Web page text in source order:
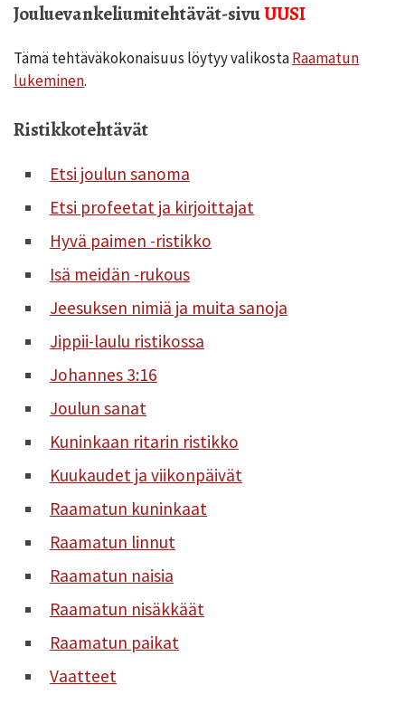
Jouluevankeliumitehtävät-sivuUUSI
Tämä tehtäväkokonaisuus löytyy valikostaRaamatun
lukeminen.
Ristikkotehtävät
Etsi joulun sanoma
Etsi profeetat ja kirjoittajat
Hyvä paimen -ristikko
Isä meidän -rukous
Jeesuksen nimiä ja muita sanoja
Jippii-laulu ristikossa
Johannes 3:16
Joulun sanat
Kuninkaan ritarin ristikko
Kuukaudet ja viikonpäivät
Raamatun kuninkaat
Raamatun linnut
Raamatun naisia
Raamatun nisäkkäät
Raamatun paikat
Vaatteet